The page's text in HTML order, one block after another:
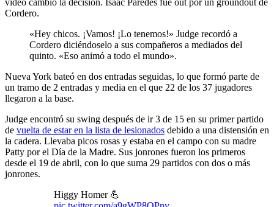
Cordero.
«Hey chicos. ¡Vamos! ¡Lo tenemos!» Judge recordó a
Cordero diciéndoselo a sus compañeros a mediados del
quinto. «Eso animó a todo el mundo».
Nueva York bateó en dos entradas seguidas, lo que formó parte de
un tramo de 2 entradas y media en el que 22 de los 37 jugadores
llegaron a la base.
Judge encontró su swing después de ir 3 de 15 en su primer partido
de vuelta de estar en la lista de lesionados debido a una distensión en
la cadera. Llevaba picos rosas y estaba en el campo con su madre
Patty por el Día de la Madre. Sus jonrones fueron los primeros
desde el 19 de abril, con lo que suma 29 partidos con dos o más
jonrones.
Higgy Homer 💪